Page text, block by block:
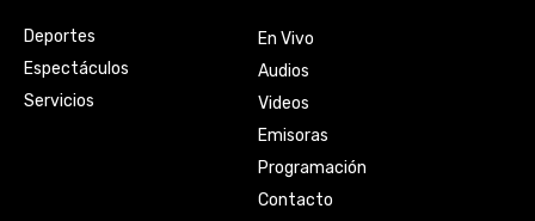
Deportes
Espectáculos
Servicios
En Vivo
Audios
Videos
Emisoras
Programación
Contacto